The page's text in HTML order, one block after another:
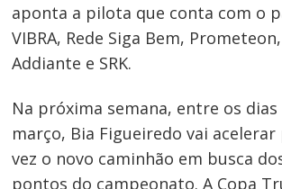
aponta a pilota que conta com o
VIBRA, Rede Siga Bem,
Addiante e SRK.
Na próxima semana, entre os dias
março, Bia Figueiredo vai
vez o novo caminhão em busca
pontos do campeonato. A Copa